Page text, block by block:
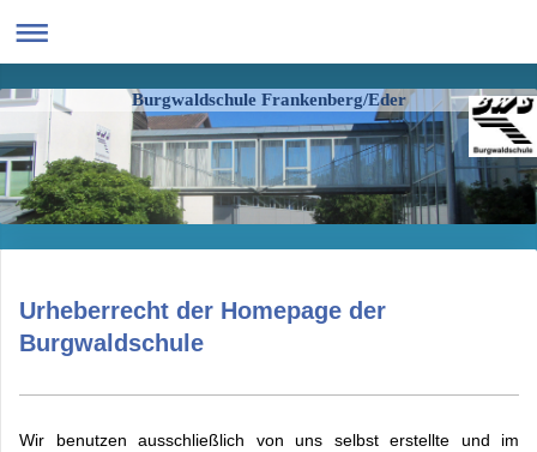
Burgwaldschule Frankenberg/Eder
Urheberrecht der Homepage der
Burgwaldschule
Wir benutzen ausschließlich von uns selbst erstellte und im